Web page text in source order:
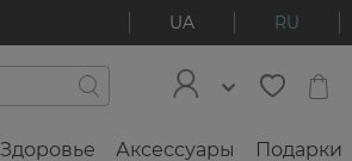
UA RU
Здоровье Аксессуары Подарки